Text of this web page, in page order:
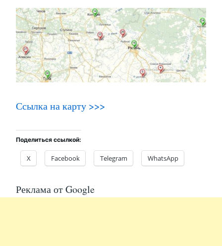
Ссылка на карту >>>
Поделиться ссылкой:
X Facebook Telegram WhatsApp
Реклама от Google